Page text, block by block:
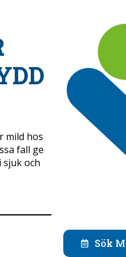
mild hos
fall ge
och
Sök